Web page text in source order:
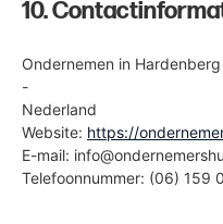
10.
Ondernemen in Hardenberg
-
Nederland
Website: https://
E-mail: info@
Telefoonnummer: (06) 159